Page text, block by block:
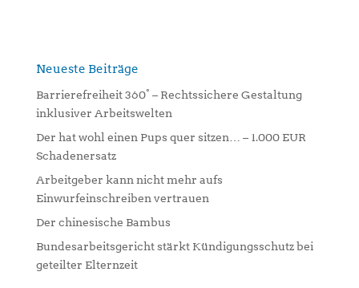
n
v
e
:
Neueste Beiträge
Barrierefreiheit 360° – Rechtssichere Gestaltung
inklusiver Arbeitswelten
Der hat wohl einen Pups quer sitzen… – 1.000 EUR
Schadenersatz
Arbeitgeber kann nicht mehr aufs
Einwurfeinschreiben vertrauen
Der chinesische Bambus
Bundesarbeitsgericht stärkt Kündigungsschutz bei
geteilter Elternzeit